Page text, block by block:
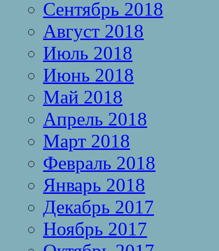
Сентябрь 2018
Август 2018
Июль 2018
Июнь 2018
Май 2018
Апрель 2018
Март 2018
Февраль 2018
Январь 2018
Декабрь 2017
Ноябрь 2017